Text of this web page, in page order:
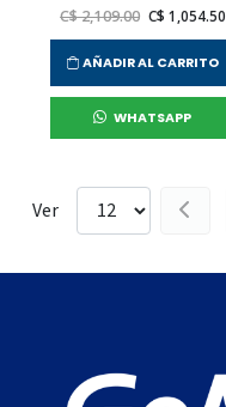
C$ 2,109.00 C$ 1,054.50
AÑADIR AL CARRITO
WHATSAPP
Ver